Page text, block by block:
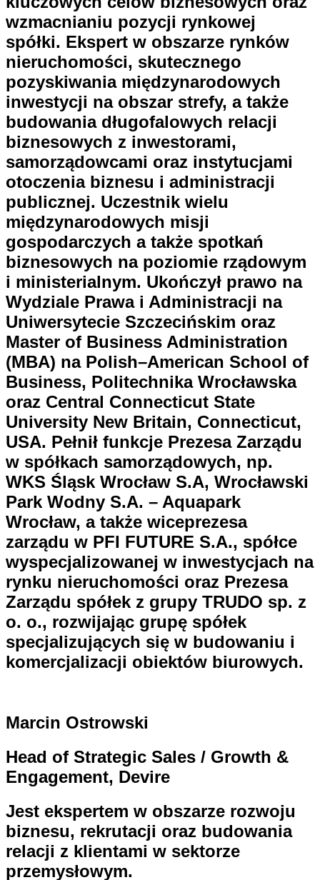
wzmacnianiu pozycji rynkowej
spółki. Ekspert w obszarze rynków
nieruchomości, skutecznego
pozyskiwania międzynarodowych
inwestycji na obszar strefy, a także
budowania długofalowych relacji
biznesowych z inwestorami,
samorządowcami oraz instytucjami
otoczenia biznesu i administracji
publicznej. Uczestnik wielu
międzynarodowych misji
gospodarczych a także spotkań
biznesowych na poziomie rządowym
i ministerialnym. Ukończył prawo na
Wydziale Prawa i Administracji na
Uniwersytecie Szczecińskim oraz
Master of Business Administration
(MBA) na Polish–American School of
Business, Politechnika Wrocławska
oraz Central Connecticut State
University New Britain, Connecticut,
USA. Pełnił funkcje Prezesa Zarządu
w spółkach samorządowych, np.
WKS Śląsk Wrocław S.A, Wrocławski
Park Wodny S.A. – Aquapark
Wrocław, a także wiceprezesa
zarządu w PFI FUTURE S.A., spółce
wyspecjalizowanej w inwestycjach na
rynku nieruchomości oraz Prezesa
Zarządu spółek z grupy TRUDO sp. z
o. o., rozwijając grupę spółek
specjalizujących się w budowaniu i
komercjalizacji obiektów biurowych.
Marcin Ostrowski
Head of Strategic Sales / Growth &
Engagement, Devire
Jest ekspertem w obszarze rozwoju
biznesu, rekrutacji oraz budowania
relacji z klientami w sektorze
przemysłowym.